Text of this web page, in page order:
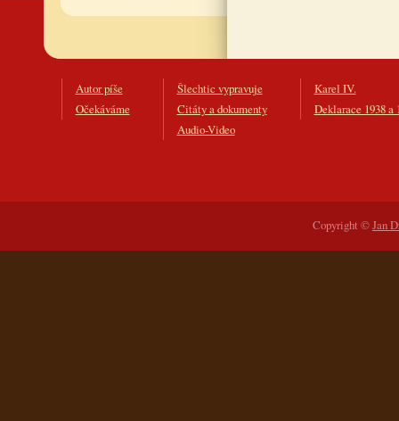
Autor píše
Očekáváme
Šlechtic vypravuje
Citáty a dokumenty
Audio-Video
Karel IV.
Deklarace 1938 a
Copyright ©Jan